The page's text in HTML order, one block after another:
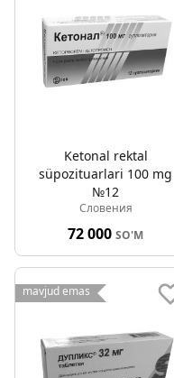
Ketonal rektal
süpozituarlari 100 mg
№12
Словения
72 000 SO'M
mavjud emas